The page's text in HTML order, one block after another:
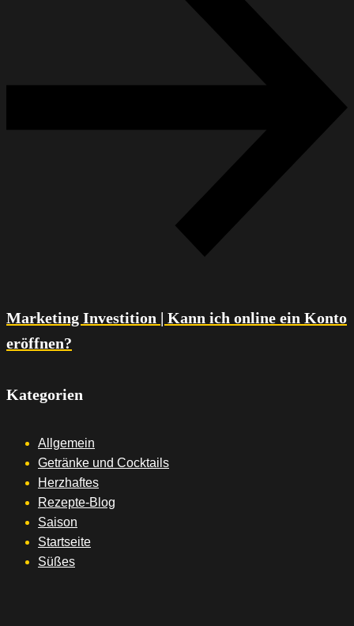
Marketing Investition | Kann ich online ein Konto
eröffnen?
Kategorien
Allgemein
Getränke und Cocktails
Herzhaftes
Rezepte-Blog
Saison
Startseite
Süßes